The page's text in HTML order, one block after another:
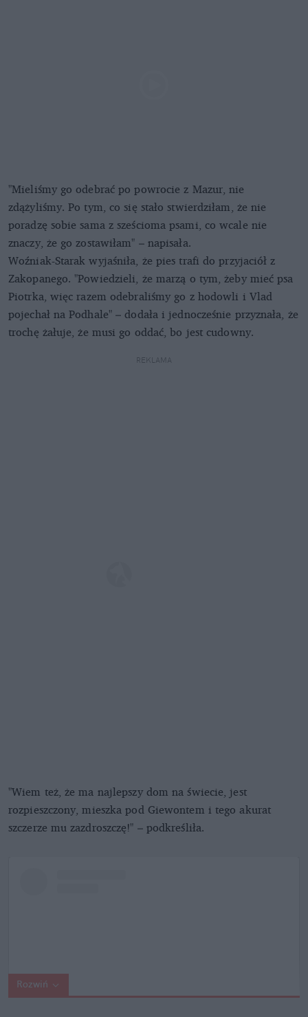
"Mieliśmy go odebrać po powrocie z Mazur, nie
zdążyliśmy. Po tym, co się stało stwierdziłam, że nie
poradzę sobie sama z sześcioma psami, co wcale nie
znaczy, że go zostawiłam" – napisała.
Woźniak-Starak wyjaśniła, że pies trafi do przyjaciół z
Zakopanego. "Powiedzieli, że marzą o tym, żeby mieć psa
Piotrka, więc razem odebraliśmy go z hodowli i Vlad
pojechał na Podhale" – dodała i jednocześnie przyznała, że
trochę żałuje, że musi go oddać, bo jest cudowny.
REKLAMA
"Wiem też, że ma najlepszy dom na świecie, jest
rozpieszczony, mieszka pod Giewontem i tego akurat
szczerze mu zazdroszczę!" – podkreśliła.
Rozwiń